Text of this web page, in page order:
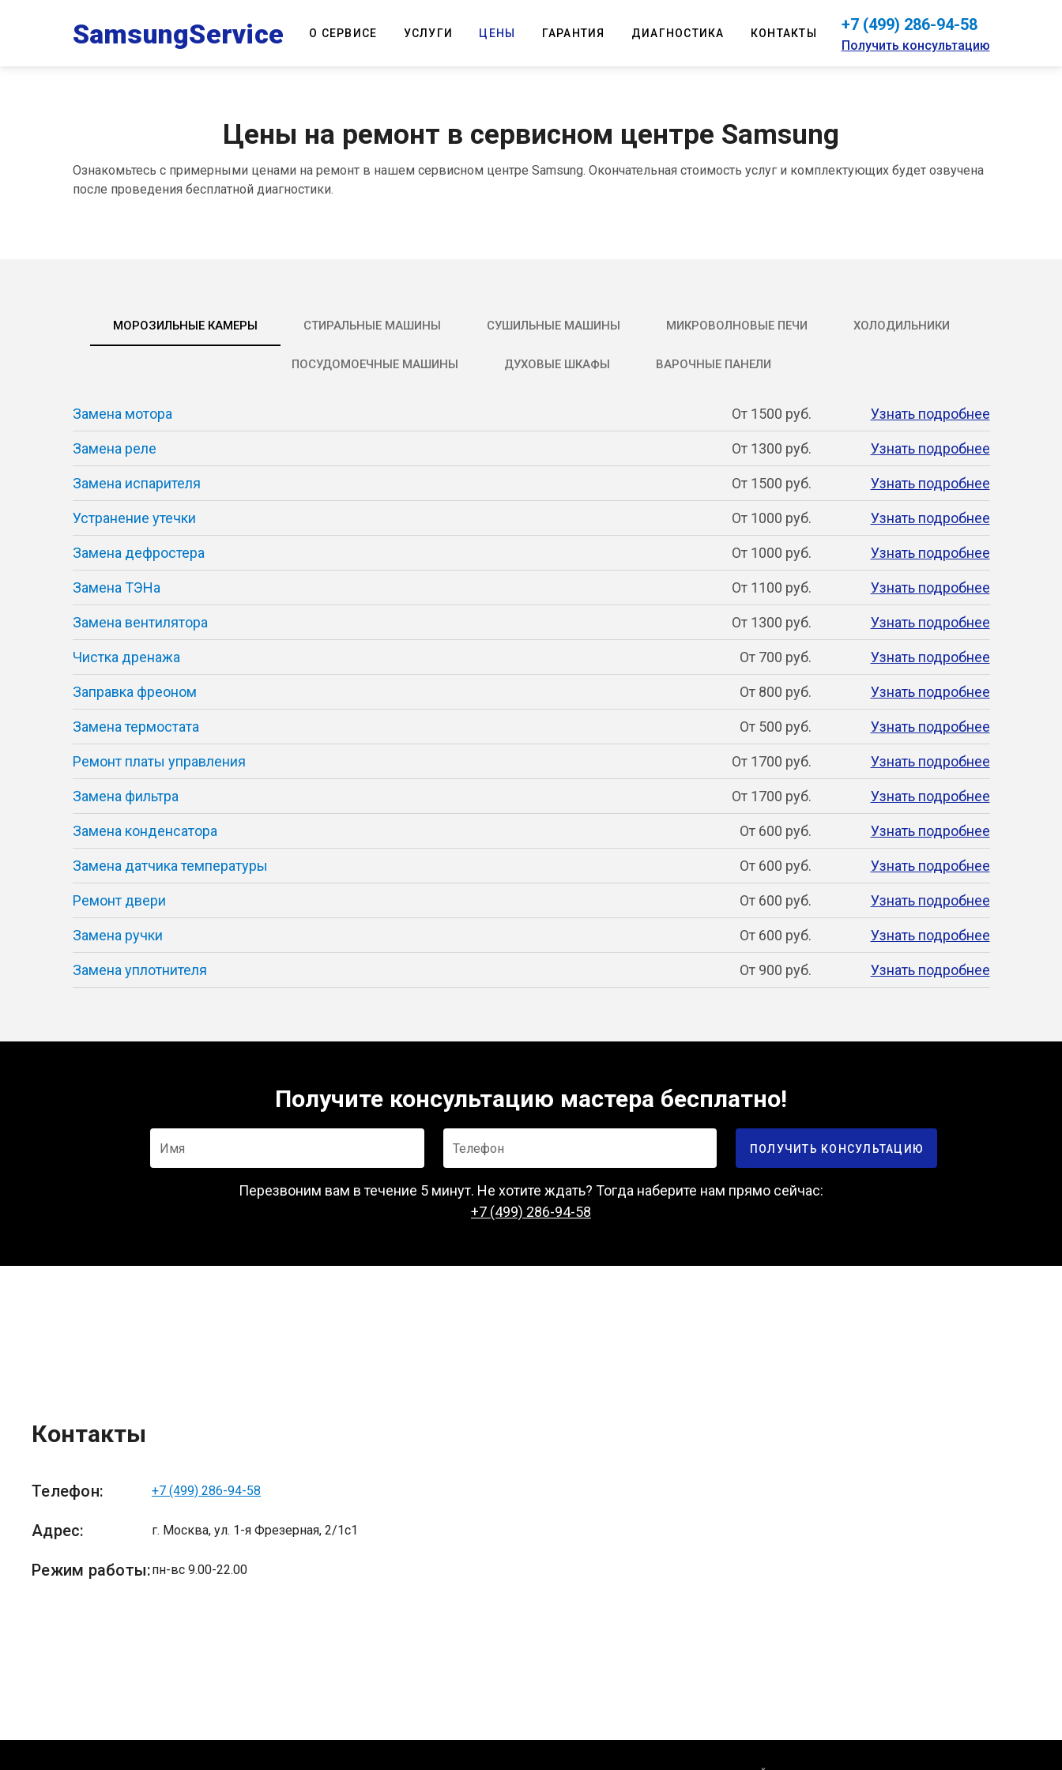
SamsungService О СЕРВИСЕ УСЛУГИ ЦЕНЫ ГАРАНТИЯ ДИАГНОСТИКА КОНТАКТЫ +7 (499) 286-94-58
Получить консультацию
Цены на ремонт в сервисном центре Samsung
Ознакомьтесь с примерными ценами на ремонт в нашем сервисном центре Samsung. Окончательная стоимость услуг и комплектующих будет озвучена
после проведения бесплатной диагностики.
МОРОЗИЛЬНЫЕ КАМЕРЫ СТИРАЛЬНЫЕ МАШИНЫ СУШИЛЬНЫЕ МАШИНЫ МИКРОВОЛНОВЫЕ ПЕЧИ ХОЛОДИЛЬНИКИ
ПОСУДОМОЕЧНЫЕ МАШИНЫ ДУХОВЫЕ ШКАФЫ ВАРОЧНЫЕ ПАНЕЛИ
Замена мотора От 1500 руб. Узнать подробнее
Замена реле От 1300 руб. Узнать подробнее
Замена испарителя От 1500 руб. Узнать подробнее
Устранение утечки От 1000 руб. Узнать подробнее
Замена дефростера От 1000 руб. Узнать подробнее
Замена ТЭНа От 1100 руб. Узнать подробнее
Замена вентилятора От 1300 руб. Узнать подробнее
Чистка дренажа От 700 руб. Узнать подробнее
Заправка фреоном От 800 руб. Узнать подробнее
Замена термостата От 500 руб. Узнать подробнее
Ремонт платы управления От 1700 руб. Узнать подробнее
Замена фильтра От 1700 руб. Узнать подробнее
Замена конденсатора От 600 руб. Узнать подробнее
Замена датчика температуры От 600 руб. Узнать подробнее
Ремонт двери От 600 руб. Узнать подробнее
Замена ручки От 600 руб. Узнать подробнее
Замена уплотнителя От 900 руб. Узнать подробнее
Получите консультацию мастера бесплатно!
Имя Телефон ПОЛУЧИТЬ КОНСУЛЬТАЦИЮ
Перезвоним вам в течение 5 минут. Не хотите ждать? Тогда наберите нам прямо сейчас:
+7 (499) 286-94-58
Контакты
Телефон: +7 (499) 286-94-58
Адрес: г. Москва, ул. 1-я Фрезерная, 2/1с1
Режим работы:пн-вс 9.00-22.00